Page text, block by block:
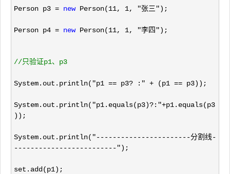
Person p3 = new Person(11, 1, "张三");
Person p4 = new Person(11, 1, "李四");
//只验证p1、p3
System.out.println("p1 == p3? :" + (p1 == p3));
System.out.println( "p1.equals(p3)?:"+p1.equals(p3
));
System.out.println( "-----------------------分割线-
-------------------------");
set.add(p1);